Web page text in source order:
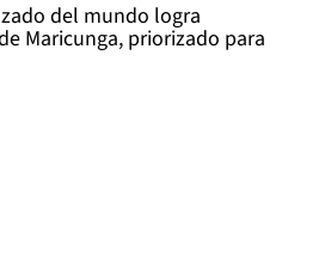
del mundo logra
Maricunga, priorizado para